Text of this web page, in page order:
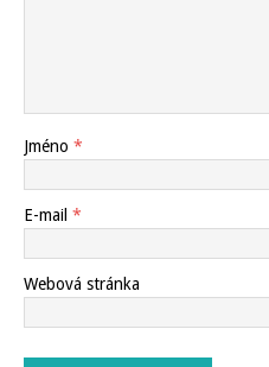
Jméno *
E-mail *
Webová stránka